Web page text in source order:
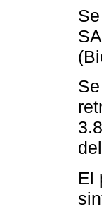
El